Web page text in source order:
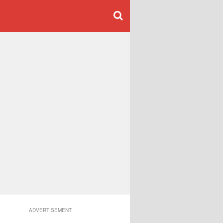
ADVERTISEMENT